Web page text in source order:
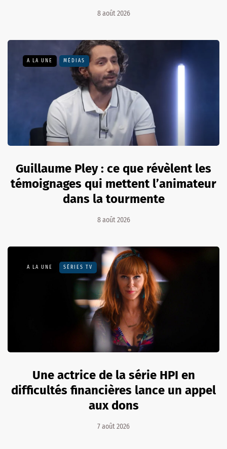
8 août 2026
A LA UNE MÉDIAS
Guillaume Pley : ce que révèlent les
témoignages qui mettent l’animateur
dans la tourmente
8 août 2026
A LA UNE SÉRIES TV
Une actrice de la série HPI en
difficultés financières lance un appel
aux dons
7 août 2026